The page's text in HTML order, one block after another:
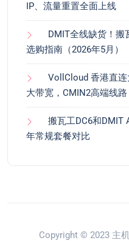
IP、流量重置全面上线
DMIT全线缺货！搬
选购指南（2026年5月）
VollCloud 香港直
大带宽，CMIN2高端线
搬瓦工DC6和DMIT
年常规套餐对比
Copyright © 2023 主